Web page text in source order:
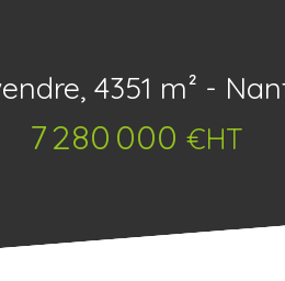
4351 m² -
7 280 000 €HT